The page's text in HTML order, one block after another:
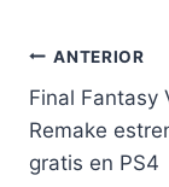
entrada:
de
entradas
ANTERIOR
Final Fantasy
Remake
gratis en PS4